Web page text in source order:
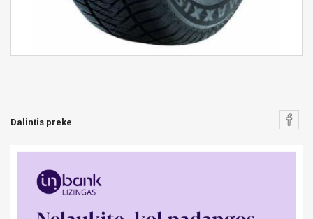
Dalintis preke